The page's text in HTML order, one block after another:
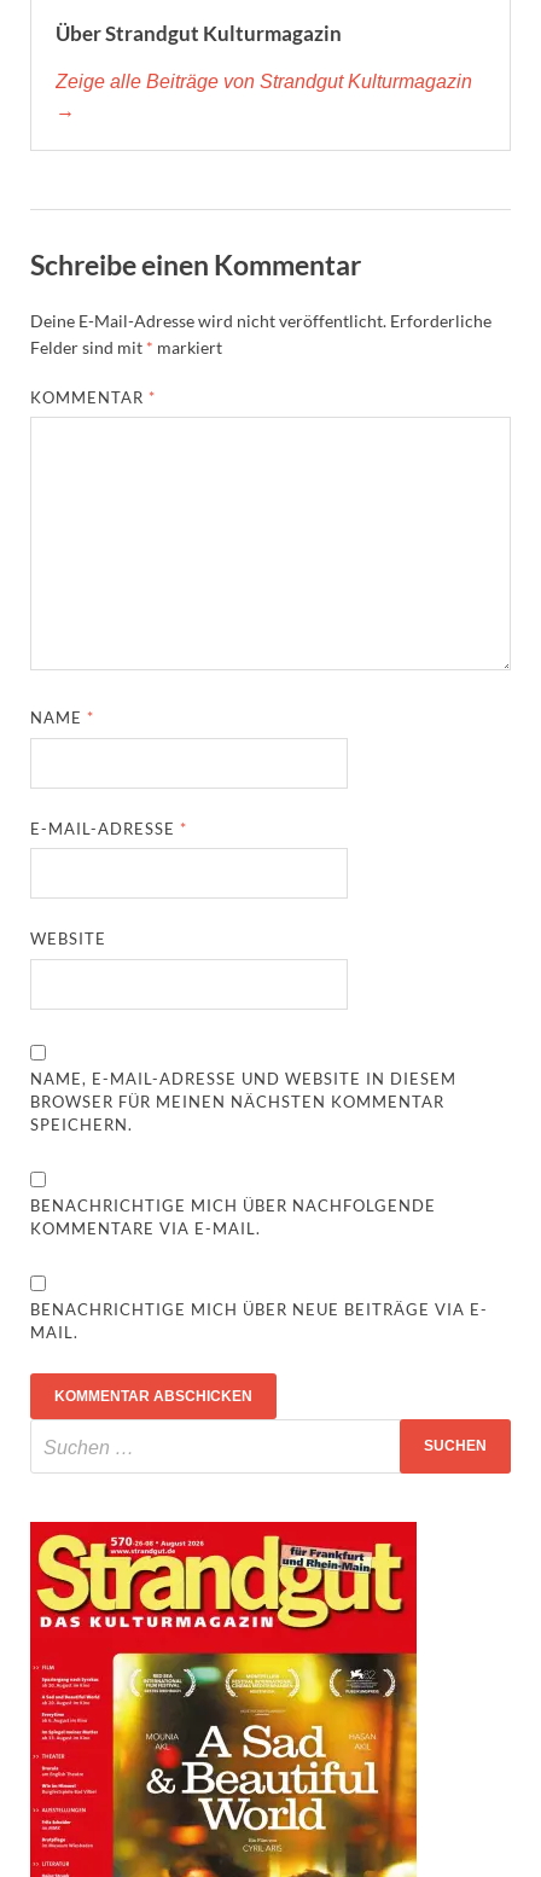
Über Strandgut Kulturmagazin
Zeige alle Beiträge von Strandgut Kulturmagazin
→
Schreibe einen Kommentar
Deine E-Mail-Adresse wird nicht veröffentlicht. Erforderliche
Felder sind mit * markiert
KOMMENTAR *
NAME *
E-MAIL-ADRESSE *
WEBSITE
NAME, E-MAIL-ADRESSE UND WEBSITE IN DIESEM
BROWSER FÜR MEINEN NÄCHSTEN KOMMENTAR
SPEICHERN.
BENACHRICHTIGE MICH ÜBER NACHFOLGENDE
KOMMENTARE VIA E-MAIL.
BENACHRICHTIGE MICH ÜBER NEUE BEITRÄGE VIA E-
MAIL.